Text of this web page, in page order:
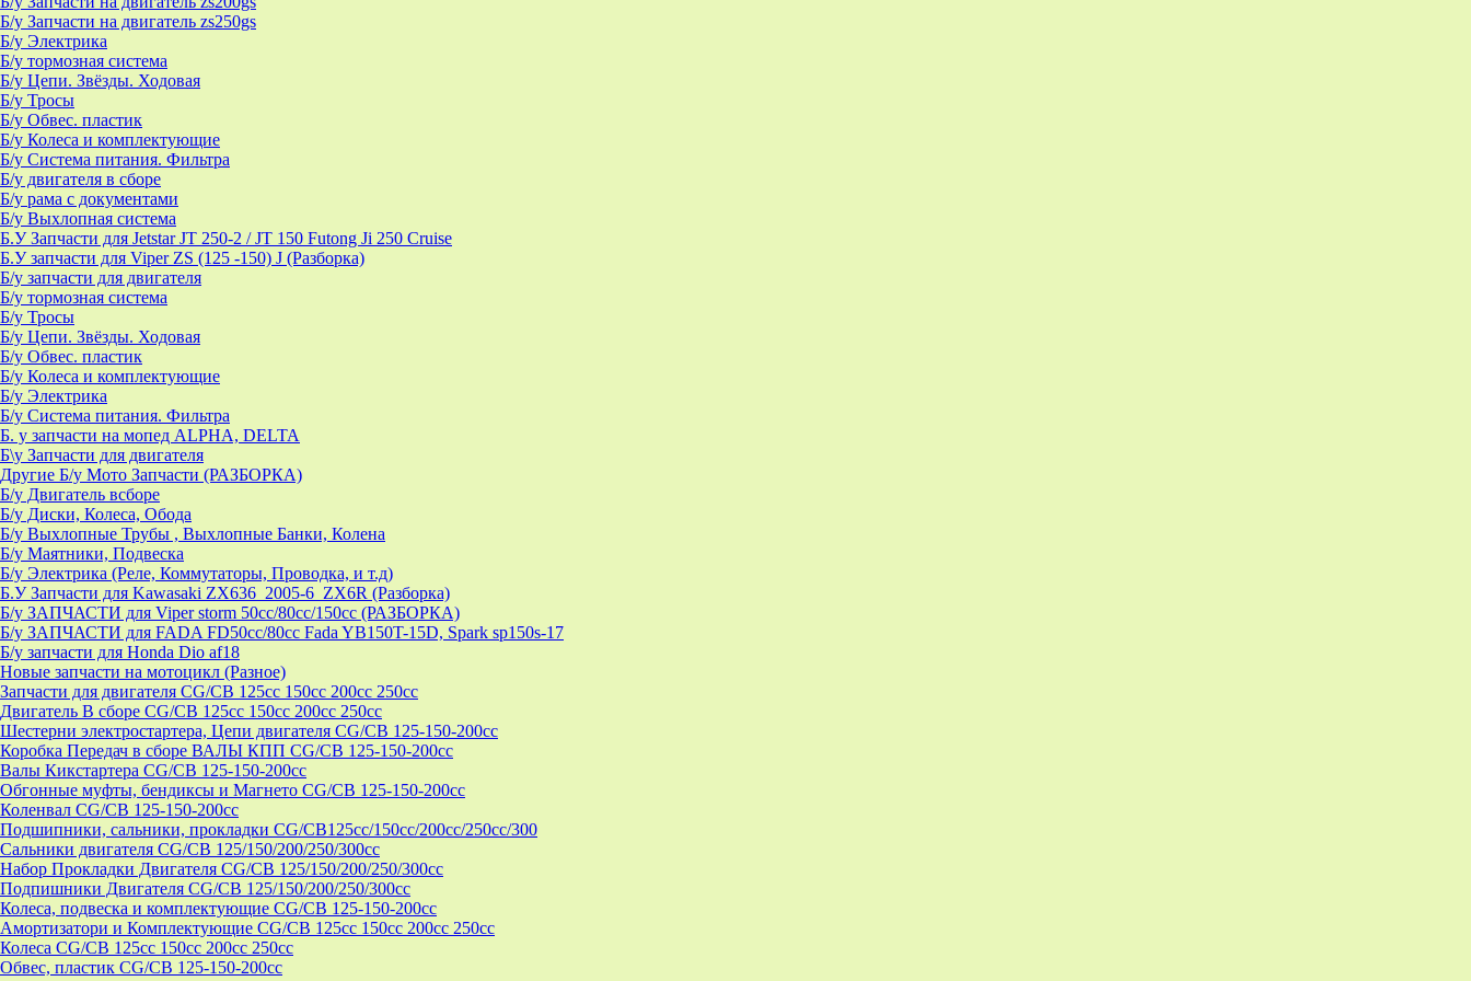
Б/у Запчасти на двигатель zs250gs
Б/у Электрика
Б/у тормозная система
Б/у Цепи. Звёзды. Ходовая
Б/у Тросы
Б/у Обвес. пластик
Б/у Колеса и комплектующие
Б/у Система питания. Фильтра
Б/у двигателя в сборе
Б/у рама с документами
Б/у Выхлопная система
Б.У Запчасти для Jetstar JT 250-2 / JT 150 Futong Ji 250 Cruise
Б.У запчасти для Viper ZS (125 -150) J (Разборка)
Б/у запчасти для двигателя
Б/у тормозная система
Б/у Тросы
Б/у Цепи. Звёзды. Ходовая
Б/у Обвес. пластик
Б/у Колеса и комплектующие
Б/у Электрика
Б/у Система питания. Фильтра
Б. у запчасти на мопед ALPHA, DELTA
Б\у Запчасти для двигателя
Другие Б/у Мото Запчасти (РАЗБОРКА)
Б/у Двигатель всборе
Б/у Диски, Колеса, Обода
Б/у Выхлопные Трубы , Выхлопные Банки, Колена
Б/у Маятники, Подвеска
Б/у Электрика (Реле, Коммутаторы, Проводка, и т.д)
Б.У Запчасти для Kawasaki ZX636_2005-6_ZX6R (Разборка)
Б/у ЗАПЧАСТИ для Viper storm 50cc/80cc/150cc (РАЗБОРКА)
Б/у ЗАПЧАСТИ для FADA FD50cc/80cc Fada YB150T-15D, Spark sp150s-17
Б/у запчасти для Honda Dio af18
Новые запчасти на мотоцикл (Разное)
Запчасти для двигателя CG/CB 125cc 150cc 200cc 250cc
Двигатель В сборе CG/CB 125cc 150cc 200cc 250cc
Шестерни электростартера, Цепи двигателя CG/CB 125-150-200cc
Коробка Передач в сборе ВАЛЫ КПП CG/CB 125-150-200cc
Валы Кикстартера CG/CB 125-150-200cc
Обгонные муфты, бендиксы и Магнето CG/CB 125-150-200cc
Коленвал CG/CB 125-150-200cc
Подшипники, сальники, прокладки CG/CB125сс/150cc/200cc/250cc/300
Сальники двигателя CG/CB 125/150/200/250/300cc
Набор Прокладки Двигателя CG/CB 125/150/200/250/300cc
Подпишники Двигателя CG/CB 125/150/200/250/300cc
Колеса, подвеска и комплектующие CG/CB 125-150-200cc
Амортизатори и Комплектующие CG/CB 125cc 150cc 200cc 250cc
Колеса CG/CB 125cc 150cc 200cc 250cc
Обвес, пластик CG/CB 125-150-200cc